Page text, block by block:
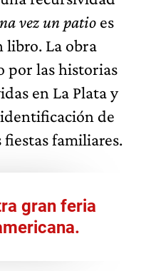
vez un patio es
libro. La obra
por las historias
en La Plata y
de
fiestas familiares.
gran feria